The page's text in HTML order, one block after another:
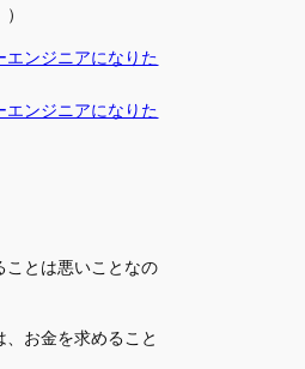
エンジニアになりた
エンジニアになりた
ことは悪いことなの
、お金を求めること